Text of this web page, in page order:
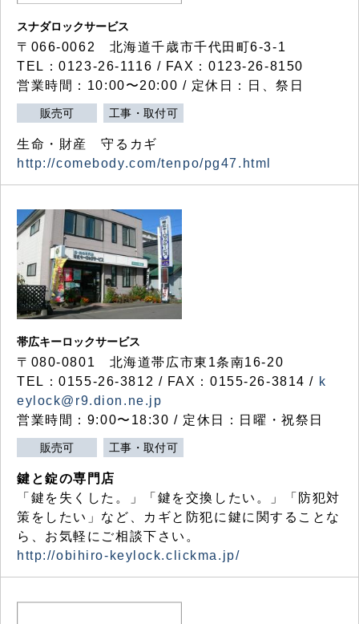
スナダロックサービス
〒066-0062 北海道千歳市千代田町6-3-1
TEL：0123-26-1116 / FAX：0123-26-8150
営業時間：10:00〜20:00 / 定休日：日、祭日
販売可 工事・取付可
生命・財産 守るカギ
http://comebody.com/tenpo/pg47.html
帯広キーロックサービス
〒080-0801 北海道帯広市東1条南16-20
TEL：0155-26-3812 / FAX：0155-26-3814 / k
eylock@r9.dion.ne.jp
営業時間：9:00〜18:30 / 定休日：日曜・祝祭日
販売可 工事・取付可
鍵と錠の専門店
「鍵を失くした。」「鍵を交換したい。」「防犯対
策をしたい」など、カギと防犯に鍵に関することな
ら、お気軽にご相談下さい。
http://obihiro-keylock.clickma.jp/